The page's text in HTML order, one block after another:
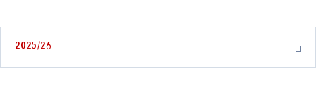
2025/26